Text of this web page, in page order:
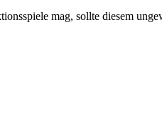
mag, sollte diesem